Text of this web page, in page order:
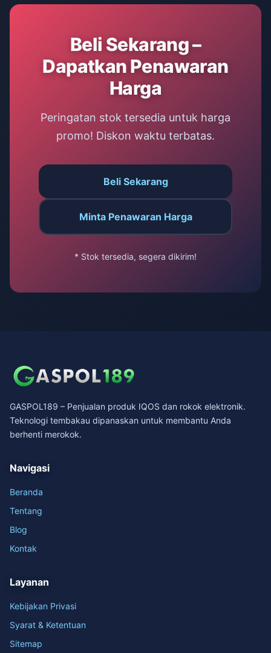
Beli Sekarang –
Dapatkan Penawaran
Harga
Peringatan stok tersedia untuk harga
promo! Diskon waktu terbatas.
Beli Sekarang
Minta Penawaran Harga
* Stok tersedia, segera dikirim!
GASPOL189 – Penjualan produk IQOS dan rokok elektronik.
Teknologi tembakau dipanaskan untuk membantu Anda
berhenti merokok.
Navigasi
Beranda
Tentang
Blog
Kontak
Layanan
Kebijakan Privasi
Syarat & Ketentuan
Sitemap